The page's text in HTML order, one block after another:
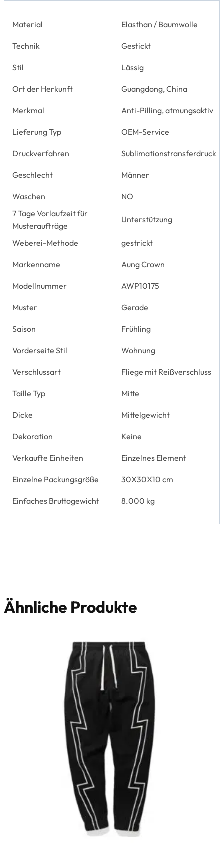
Material Elasthan / Baumwolle
Technik Gestickt
Stil Lässig
Ort der Herkunft Guangdong, China
Merkmal Anti-Pilling, atmungsaktiv
Lieferung Typ OEM-Service
Druckverfahren Sublimationstransferdruck
Geschlecht Männer
Waschen
NO
7 Tage Vorlaufzeit für
Musteraufträge
Unterstützung
Weberei-Methode gestrickt
Markenname Aung Crown
Modellnummer AWP10175
Muster Gerade
Saison Frühling
Vorderseite Stil Wohnung
Verschlussart Fliege mit Reißverschluss
Taille Typ Mitte
Dicke Mittelgewicht
Dekoration Keine
Verkaufte Einheiten Einzelnes Element
Einzelne Packungsgröße 30X30X10 cm
Einfaches Bruttogewicht 8.000 kg
Ähnliche Produkte